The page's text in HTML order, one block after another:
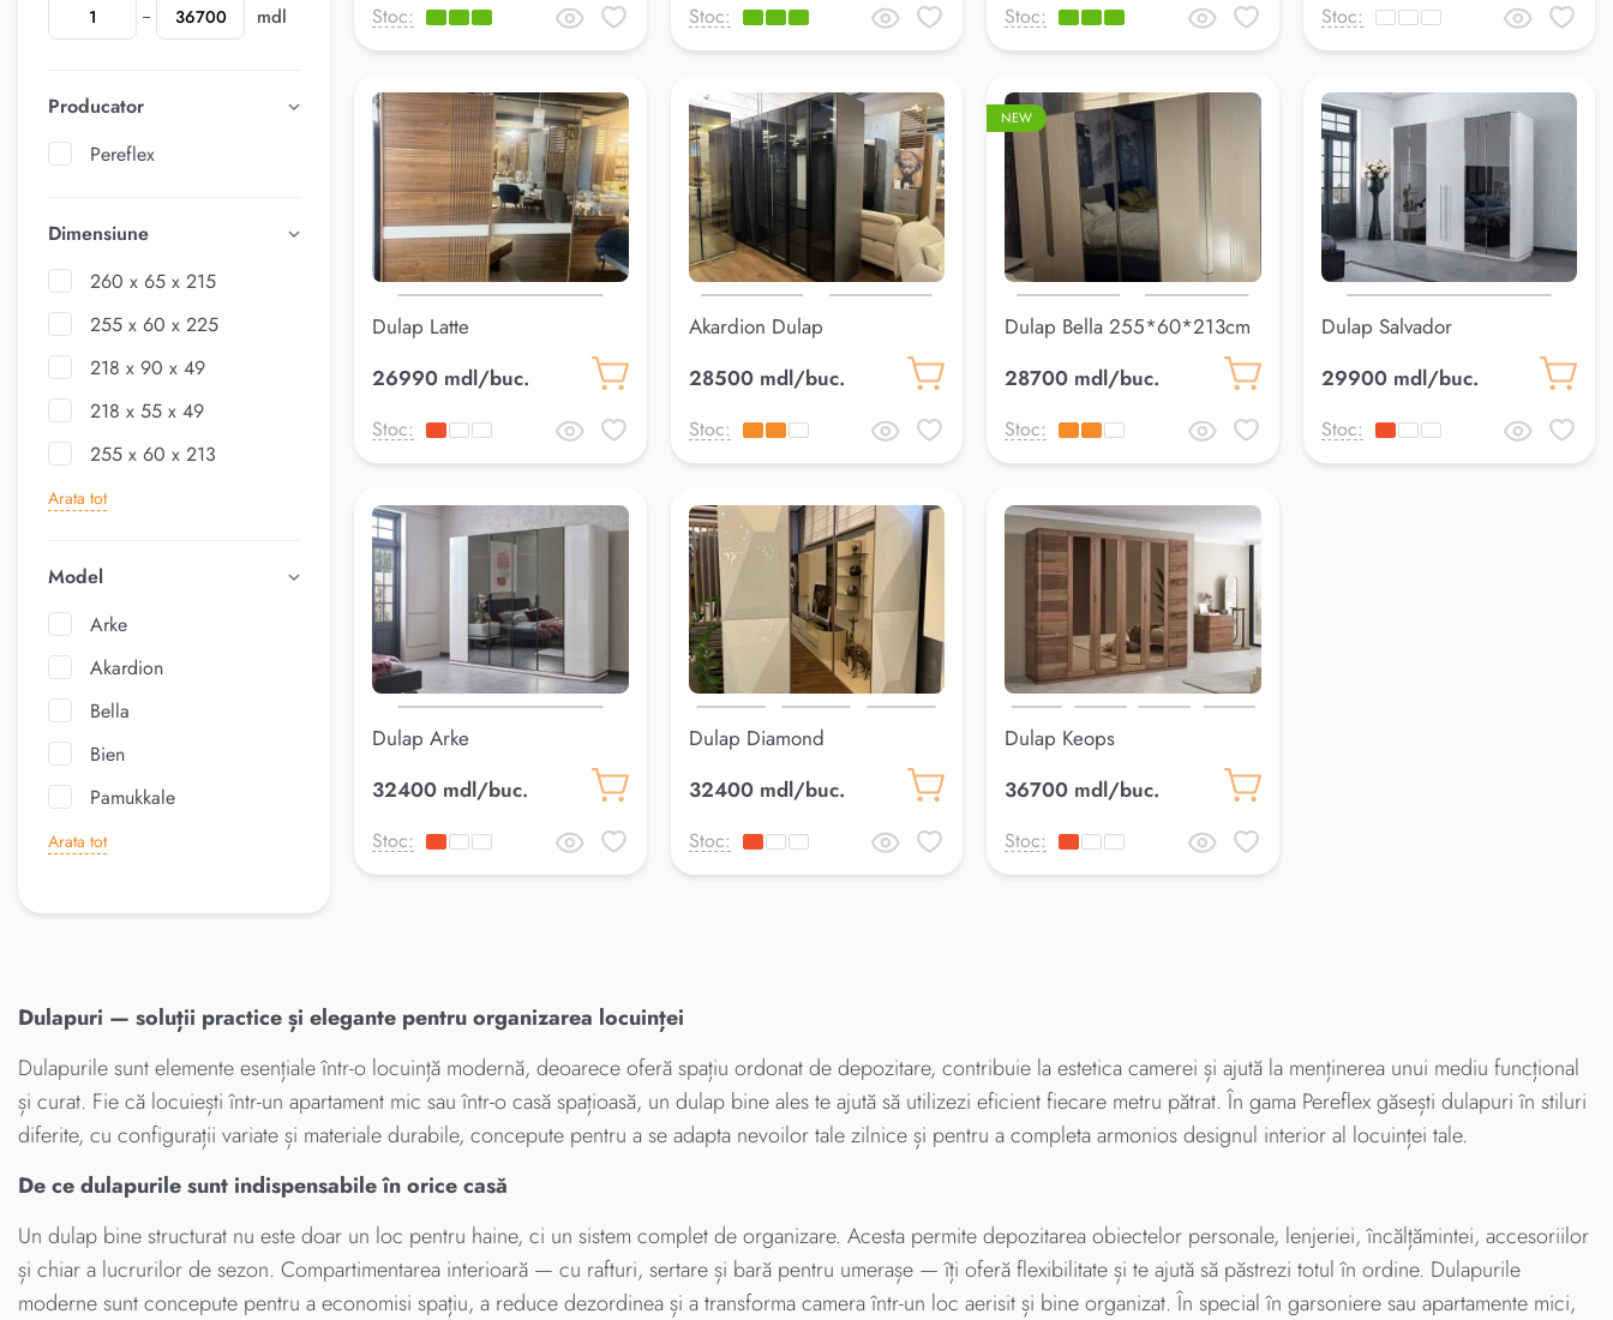
mdl
Producator
Pereflex
Dimensiune
260 x 65 x 215
255 x 60 x 225
218 x 90 x 49
218 x 55 x 49
255 x 60 x 213
Arata tot
Model
Arke
Akardion
Bella
Bien
Pamukkale
Arata tot
Stoc: Stoc: Stoc: Stoc:
Dulap Latte
26990 mdl/buc.
Stoc:
Akardion Dulap
28500 mdl/buc.
Stoc:
NEW
Dulap Bella 255*60*213cm
28700 mdl/buc.
Stoc:
Dulap Salvador
29900 mdl/buc.
Stoc:
Dulap Arke
32400 mdl/buc.
Stoc:
Dulap Diamond
32400 mdl/buc.
Stoc:
Dulap Keops
36700 mdl/buc.
Stoc:
Dulapuri — soluții practice și elegante pentru organizarea locuinței
Dulapurile sunt elemente esențiale într-o locuință modernă, deoarece oferă spațiu ordonat de depozitare, contribuie la estetica camerei și ajută la menținerea unui mediu funcțional
și curat. Fie că locuiești într-un apartament mic sau într-o casă spațioasă, un dulap bine ales te ajută să utilizezi eficient fiecare metru pătrat. În gama Pereflex găsești dulapuri în stiluri
diferite, cu configurații variate și materiale durabile, concepute pentru a se adapta nevoilor tale zilnice și pentru a completa armonios designul interior al locuinței tale.
De ce dulapurile sunt indispensabile în orice casă
Un dulap bine structurat nu este doar un loc pentru haine, ci un sistem complet de organizare. Acesta permite depozitarea obiectelor personale, lenjeriei, încălțămintei, accesoriilor
și chiar a lucrurilor de sezon. Compartimentarea interioară — cu rafturi, sertare și bară pentru umerașe — îți oferă flexibilitate și te ajută să păstrezi totul în ordine. Dulapurile
moderne sunt concepute pentru a economisi spațiu, a reduce dezordinea și a transforma camera într-un loc aerisit și bine organizat. În special în garsoniere sau apartamente mici,